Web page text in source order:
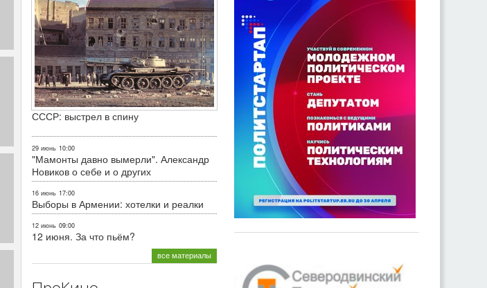
СССР: выстрел в спину
29 июнь 10:00
"Мамонты давно вымерли". Александр
Новиков о себе и о других
16 июнь 17:00
Выборы в Армении: хотелки и реалки
12 июнь 09:00
12 июня. За что пьём?
все материалы